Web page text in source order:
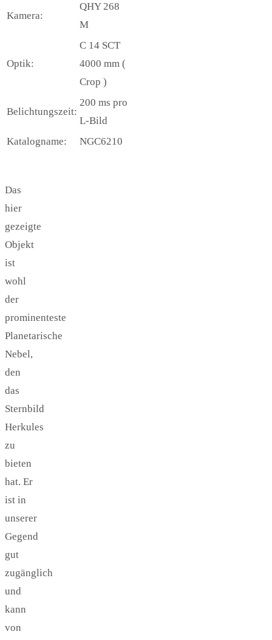
Kamera:
QHY 268
M
Optik:
C 14 SCT
4000 mm (
Crop )
Belichtungszeit:
200 ms pro
L-Bild
Katalogname:
NGC6210
Das
hier
gezeigte
Objekt
ist
wohl
der
prominenteste
Planetarische
Nebel,
den
das
Sternbild
Herkules
zu
bieten
hat. Er
ist in
unserer
Gegend
gut
zugänglich
und
kann
von